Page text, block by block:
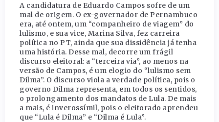
A candidatura de Eduardo Campos sofre de um
mal de origem. O ex-governador de Pernambuco
era, até ontem, um “companheiro de viagem” do
lulismo, e sua vice, Marina Silva, fez carreira
política no PT, ainda que sua dissidência já tenha
uma história. Desse mal, decorre um frágil
discurso eleitoral: a “terceira via”, ao menos na
versão de Campos, é um elogio do “lulismo sem
Dilma”. O discurso viola a verdade política, pois o
governo Dilma representa, em todos os sentidos,
o prolongamento dos mandatos de Lula. De mais
a mais, é inverossímil, pois o eleitorado aprendeu
que “Lula é Dilma” e “Dilma é Lula”.